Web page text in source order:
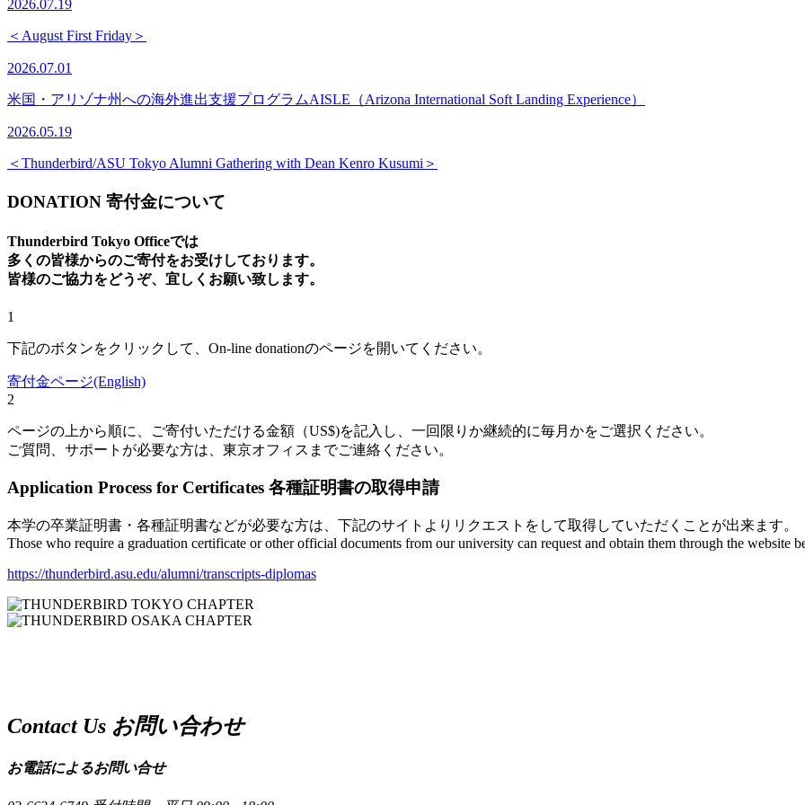
2026.07.19
＜August First Friday＞
2026.07.01
米国・アリゾナ州への海外進出支援プログラムAISLE（Arizona International Soft Landing Experience）
2026.05.19
＜Thunderbird/ASU Tokyo Alumni Gathering with Dean Kenro Kusumi＞
DONATION 寄付金について
Thunderbird Tokyo Officeでは
多くの皆様からのご寄付をお受けしております。
皆様のご協力をどうぞ、宜しくお願い致します。
1
下記のボタンをクリックして、On-line donationのページを開いてください。
寄付金ページ(English)
2
ページの上から順に、ご寄付いただける金額（US$)を記入し、一回限りか継続的に毎月かをご選択ください。
ご質問、サポートが必要な方は、東京オフィスまでご連絡ください。
Application Process for Certificates 各種証明書の取得申請
本学の卒業証明書・各種証明書などが必要な方は、下記のサイトよりリクエストをして取得していただくことが出来ます。
Those who require a graduation certificate or other official documents from our university can request and obtain them through the website
https://thunderbird.asu.edu/alumni/transcripts-diplomas
Contact Us お問い合わせ
お電話によるお問い合せ